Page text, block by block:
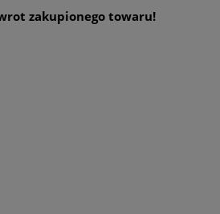
zakupionego towaru!